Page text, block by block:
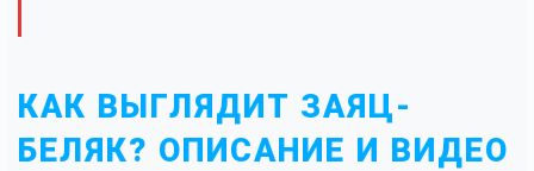
КАК ВЫГЛЯДИТ ЗАЯЦ-
БЕЛЯК? ОПИСАНИЕ И ВИДЕО